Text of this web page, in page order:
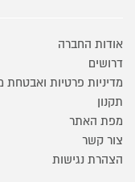
אודות החברה
דרושים
מדיניות פרטיות ואבטחת
תקנון
מפת האתר
צור קשר
הצהרת נגישות